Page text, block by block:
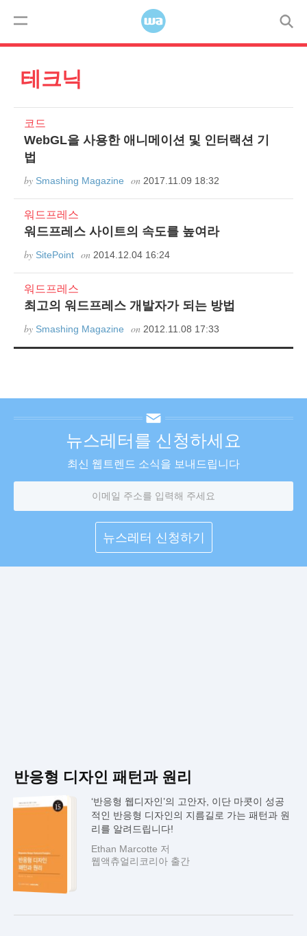
Menu
코드 디자인 워드프레스
테크닉
코드
WebGL을 사용한 애니메이션 및 인터랙션 기
법
by Smashing Magazine on 2017.11.09 18:32
워드프레스
워드프레스 사이트의 속도를 높여라
by SitePoint on 2014.12.04 16:24
워드프레스
최고의 워드프레스 개발자가 되는 방법
by Smashing Magazine on 2012.11.08 17:33
뉴스레터를 신청하세요
최신 웹트렌드 소식을 보내드립니다
일
반응형 디자인 패턴과 원리
‘반응형 웹디자인’의 고안자, 이단 마콧이 성공
적인 반응형 디자인의 지름길로 가는 패턴과 원
리를 알려드립니다!
Ethan Marcotte 저
웹액츄얼리코리아 출간